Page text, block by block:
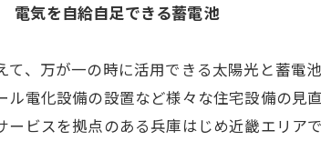
電気を自給自足できる蓄電池
、万が一の時に活用できる太陽光と蓄電
電化設備の設置など様々な住宅設備の見
ビスを拠点のある兵庫はじめ近畿エリア